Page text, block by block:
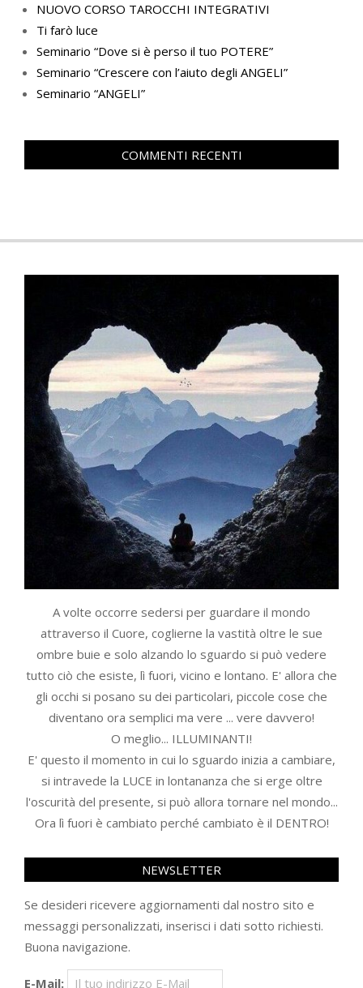
NUOVO CORSO TAROCCHI INTEGRATIVI
Ti farò luce
Seminario “Dove si è perso il tuo POTERE”
Seminario “Crescere con l’aiuto degli ANGELI”
Seminario “ANGELI”
COMMENTI RECENTI
A volte occorre sedersi per guardare il mondo
attraverso il Cuore, coglierne la vastità oltre le sue
ombre buie e solo alzando lo sguardo si può vedere
tutto ciò che esiste, lì fuori, vicino e lontano. E' allora che
gli occhi si posano su dei particolari, piccole cose che
diventano ora semplici ma vere ... vere davvero!
O meglio... ILLUMINANTI!
E' questo il momento in cui lo sguardo inizia a cambiare,
si intravede la LUCE in lontananza che si erge oltre
l'oscurità del presente, si può allora tornare nel mondo...
Ora lì fuori è cambiato perché cambiato è il DENTRO!
NEWSLETTER
Se desideri ricevere aggiornamenti dal nostro sito e
messaggi personalizzati, inserisci i dati sotto richiesti.
Buona navigazione.
E-Mail: